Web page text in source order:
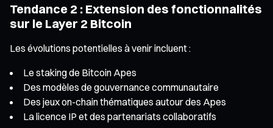
Tendance 2 : Extension des fonctionnalités
sur le Layer 2 Bitcoin
Les évolutions potentielles à venir incluent :
Le staking de Bitcoin Apes
Des modèles de gouvernance communautaire
Des jeux on-chain thématiques autour des Apes
La licence IP et des partenariats collaboratifs